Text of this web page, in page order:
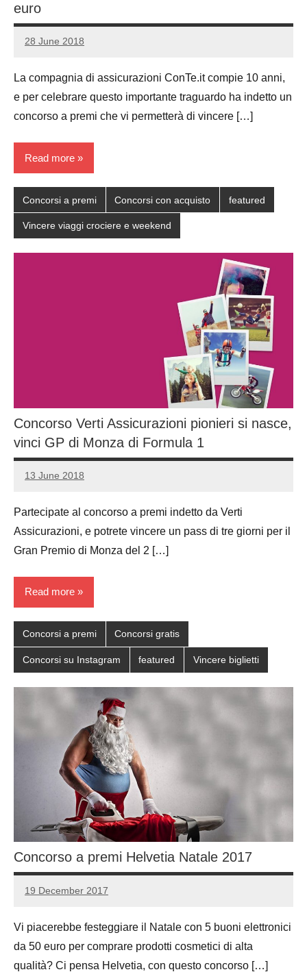
euro
28 June 2018
Luca
No
La compagnia di assicurazioni ConTe.it compie 10 anni,
e per celebrare questo importante traguardo ha indetto un
concorso a premi che vi permetterà di vincere […]
Read more
Concorsi a premi Concorsi con acquisto featured
Vincere viaggi crociere e weekend
Concorso Verti Assicurazioni pionieri si nasce,
vinci GP di Monza di Formula 1
13 June 2018
Luca
No
Partecipate al concorso a premi indetto da Verti
Assicurazioni, e potrete vincere un pass di tre giorni per il
Gran Premio di Monza del 2 […]
Read more
Concorsi a premi Concorsi gratis
Concorsi su Instagram featured Vincere biglietti
Concorso a premi Helvetia Natale 2017
19 December 2017
Luca
No
Vi piacerebbe festeggiare il Natale con 5 buoni elettronici
da 50 euro per comprare prodotti cosmetici di alta
qualità? Ci pensa Helvetia, con questo concorso […]